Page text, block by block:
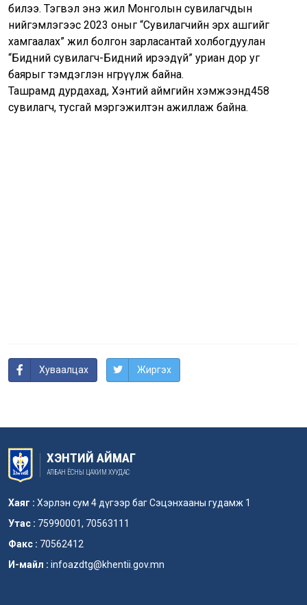
билээ. Тэгвэл энэ жил Монголын сувилагчдын
нийгэмлэгээс 2023 оныг “Сувилагчийн эрх ашгийг
хамгаалах” жил болгон зарласантай холбогдуулан
“Бидний сувилагч-Бидний ирээдүй” уриан дор уг
баярыг тэмдэглэн өнгөрүүлж байна.
Ташрамд дурдахад, Хэнтий аймгийн хэмжээнд458
сувилагч, тусгай мэргэжилтэн ажиллаж байна.
Хуваалцах Жиргэх
ХЭНТИЙ АЙМАГ
АЛБАН ЁСНЫ ЦАХИМ ХУУДАС
Хаяг : Хэрлэн сум 4 дүгээр баг Сэцэнхааны гудамж 1
Утас : 75990001, 70563111
Факс : 70562412
И-майл : infoazdtg@khentii.gov.mn